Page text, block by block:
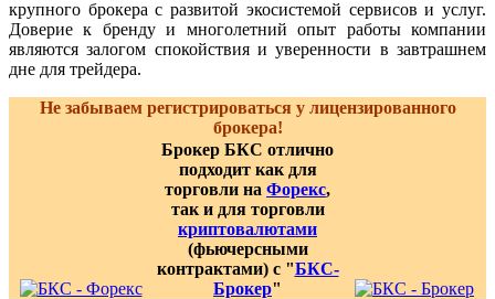
крупного брокера с развитой экосистемой сервисов и услуг.
Доверие к бренду и многолетний опыт работы компании
являются залогом спокойствия и уверенности в завтрашнем
дне для трейдера.
Не забываем регистрироваться у лицензированного
брокера!
Брокер БКС отлично
подходит как для
торговли на Форекс,
так и для торговли
криптовалютами
(фьючерсными
контрактами) с "БКС-
Брокер"